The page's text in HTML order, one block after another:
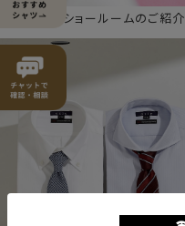
ショールームのご紹介